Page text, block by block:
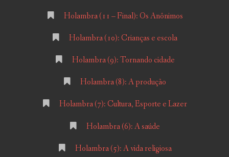
Holambra (11 – Final): Os Anônimos
Holambra (10): Crianças e escola
Holambra (9): Tornando cidade
Holambra (8): A produção
Holambra (7): Cultura, Esporte e Lazer
Holambra (6): A saúde
Holambra (5): A vida religiosa